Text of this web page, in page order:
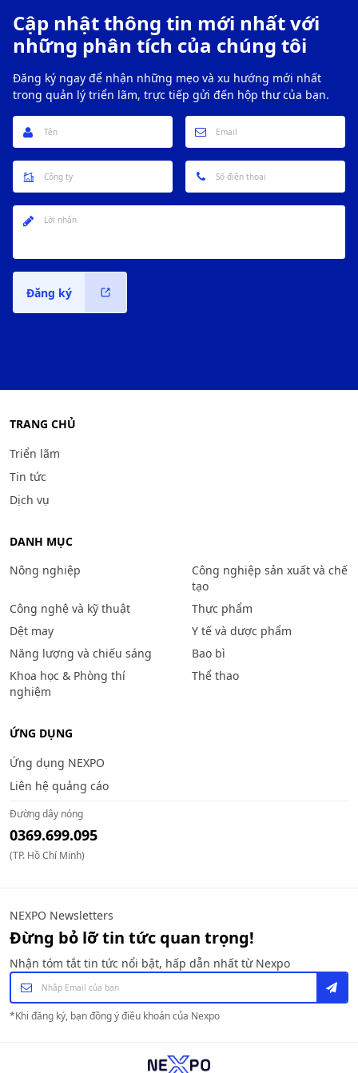
Cập nhật thông tin mới nhất với
những phân tích của chúng tôi
Đăng ký ngay để nhận những mẹo và xu hướng mới nhất
trong quản lý triển lãm, trực tiếp gửi đến hộp thư của bạn.
Đăng ký
TRANG CHỦ
Triển lãm
Tin tức
Dịch vụ
DANH MỤC
Nông nghiệp
Công nghiệp sản xuất và chế
tạo
Công nghệ và kỹ thuật
Thực phẩm
Dệt may
Y tế và dược phẩm
Năng lượng và chiếu sáng
Bao bì
Khoa học & Phòng thí
nghiệm
Thể thao
ỨNG DỤNG
Ứng dụng NEXPO
Liên hệ quảng cáo
Đường dây nóng
0369.699.095
(TP. Hồ Chí Minh)
NEXPO Newsletters
Đừng bỏ lỡ tin tức quan trọng!
Nhận tóm tắt tin tức nổi bật, hấp dẫn nhất từ Nexpo
*Khi đăng ký, bạn đồng ý điều khoản của Nexpo